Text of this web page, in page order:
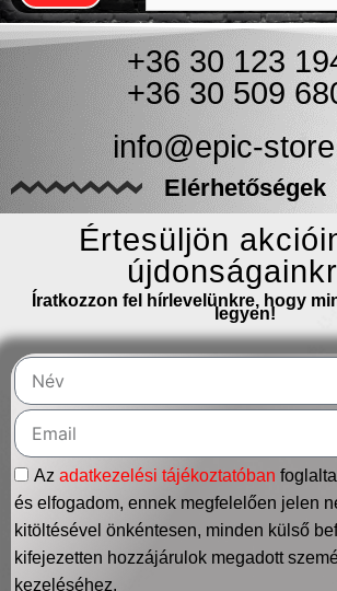
+36 30 123
+36 30 509
info@epic-
Elérhetőségek
Értesüljön
Íratkozzon fel hírlevelünkre, hogy
legyen!
Az adatkezelési tájékoztatóban
és elfogadom, ennek megfelelően jelen
kitöltésével önkéntesen, minden külső
kifejezetten hozzájárulok megadott
kezeléséhez.